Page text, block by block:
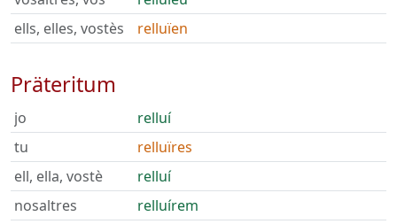
ells, elles, vostès
relluïen
Präteritum
jo
relluí
tu
relluïres
ell, ella, vostè
relluí
nosaltres
relluírem